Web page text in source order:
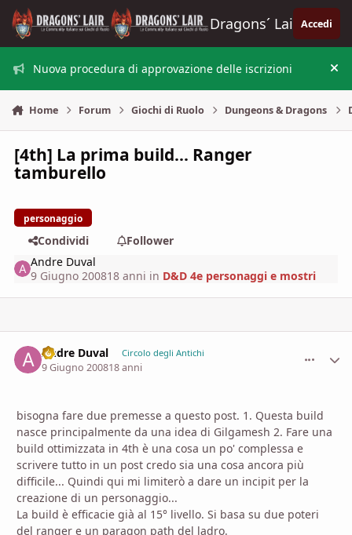
Vai al contenuto
Dragons´ Lair Accedi
Nuova procedura di approvazione delle iscrizioni
Home Forum Giochi di Ruolo Dungeons & Dragons
[4th] La prima build... Ranger
tamburello
personaggio
Condividi
Follower
Andre Duval
9 Giugno 200818 anni in D&D 4e personaggi e mostri
Andre Duval Circolo degli Antichi
9 Giugno 200818 anni
bisogna fare due premesse a questo post. 1. Questa build
nasce principalmente da una idea di Gilgamesh 2. Fare una
build ottimizzata in 4th è una cosa un po' complessa e
scrivere tutto in un post credo sia una cosa ancora più
difficile... Quindi qui mi limiterò a dare un incipit per la
creazione di un personaggio...
La build è efficacie già al 15° livello. Si basa su due poteri
del ranger e un paragon path del ladro.